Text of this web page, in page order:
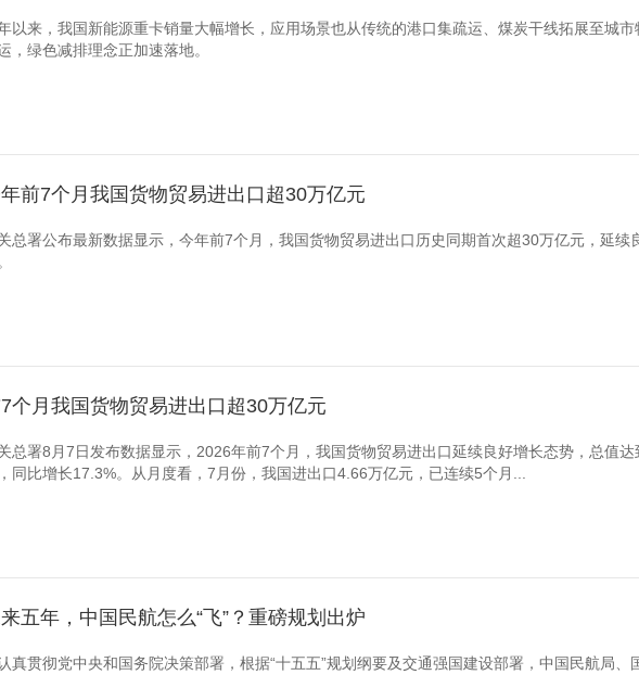
以来，我国新能源重卡销量大幅增长，应用场景也从传统的港口集疏运、煤炭干线拓展至城市
，绿色减排理念正加速落地。
前7个月我国货物贸易进出口超30万亿元
总署公布最新数据显示，今年前7个月，我国货物贸易进出口历史同期首次超30万亿元，延续
个月我国货物贸易进出口超30万亿元
总署8月7日发布数据显示，2026年前7个月，我国货物贸易进出口延续良好增长态势，总值
同比增长17.3%。从月度看，7月份，我国进出口4.66万亿元，已连续5个月...
五年，中国民航怎么“飞”？重磅规划出炉
真贯彻党中央和国务院决策部署，根据“十五五”规划纲要及交通强国建设部署，中国民航局、